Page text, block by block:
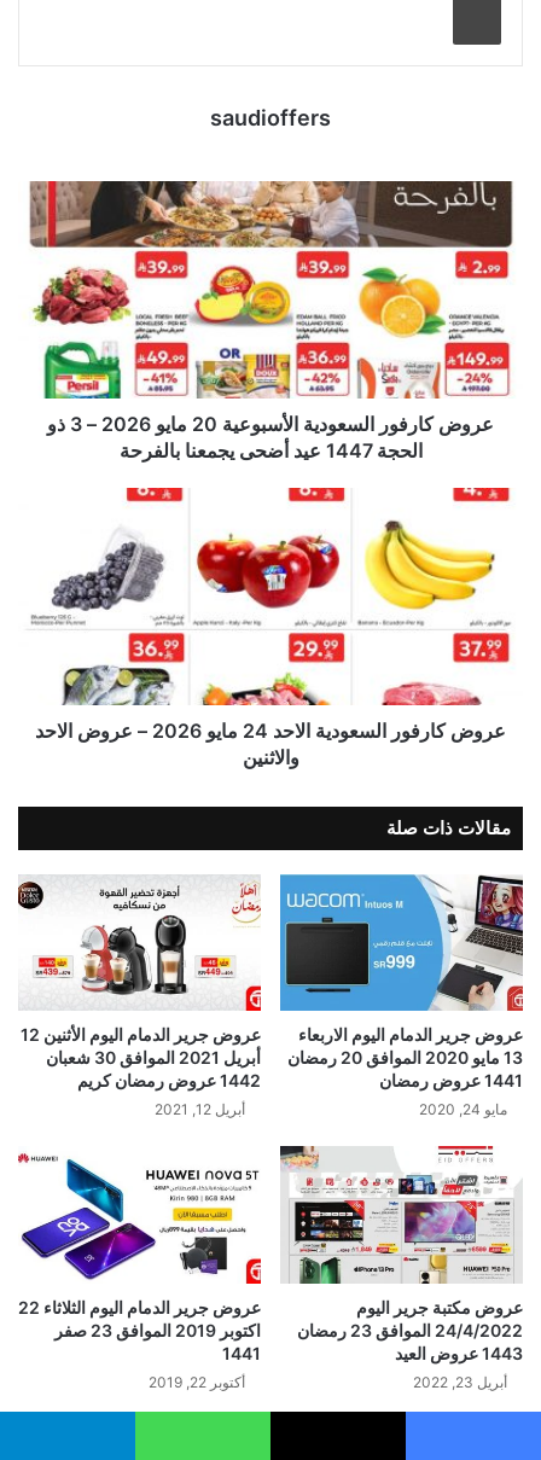
saudioffers
عروض كارفور السعودية الأسبوعية 20 مايو 2026 – 3 ذو
الحجة 1447 عيد أضحى يجمعنا بالفرحة
عروض كارفور السعودية الاحد 24 مايو 2026 – عروض الاحد
والاثنين
مقالات ذات صلة
عروض جرير الدمام اليوم الاربعاء
13 مايو 2020 الموافق 20 رمضان
1441 عروض رمضان
مايو 24, 2020
عروض جرير الدمام اليوم الأثنين 12
أبريل 2021 الموافق 30 شعبان
1442 عروض رمضان كريم
أبريل 12, 2021
عروض مكتبة جرير اليوم
24/4/2022 الموافق 23 رمضان
1443 عروض العيد
أبريل 23, 2022
عروض جرير الدمام اليوم الثلاثاء 22
اكتوبر 2019 الموافق 23 صفر
1441
أكتوبر 22, 2019